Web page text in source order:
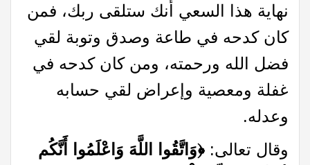
نهاية هذا السعي أنك ستلقى ربك، فمن
كان كدحه في طاعة وصدق وتوبة لقي
فضل الله ورحمته، ومن كان كدحه في
غفلة ومعصية وإعراض لقي حسابه
وعدله.
وقال تعالى: ﴿وَاتَّقُوا اللَّهَ وَاعْلَمُوا أَنَّكُم